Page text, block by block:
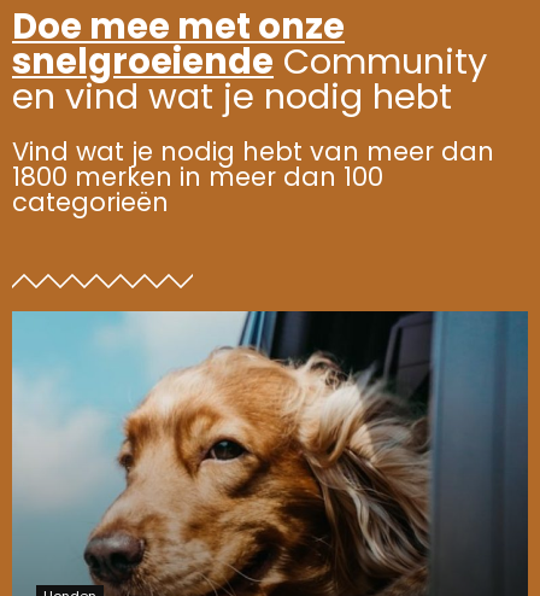
Doe mee met onze
snelgroeiende Community
en vind wat je nodig hebt
Vind wat je nodig hebt van meer dan
1800 merken in meer dan 100
categorieën